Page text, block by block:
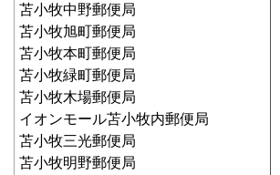
苫小牧中野郵便局
苫小牧旭町郵便局
苫小牧本町郵便局
苫小牧緑町郵便局
苫小牧木場郵便局
イオンモール苫小牧内郵便局
苫小牧三光郵便局
苫小牧明野郵便局